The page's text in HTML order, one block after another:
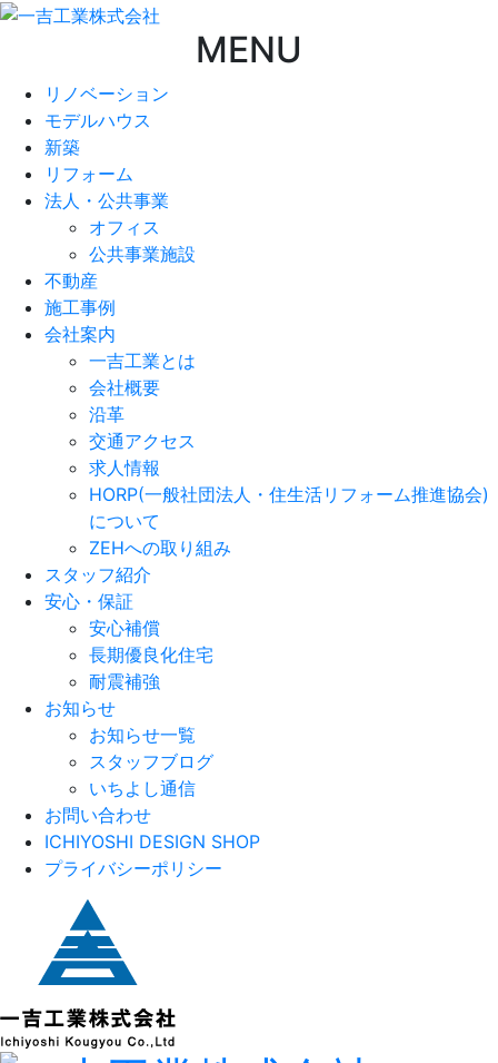
MENU
リノベーション
モデルハウス
新築
リフォーム
法人・公共事業
オフィス
公共事業施設
不動産
施工事例
会社案内
一吉工業とは
会社概要
沿革
交通アクセス
求人情報
HORP(一般社団法人・住生活リフォーム推進協会)
について
ZEHへの取り組み
スタッフ紹介
安心・保証
安心補償
長期優良化住宅
耐震補強
お知らせ
お知らせ一覧
スタッフブログ
いちよし通信
お問い合わせ
ICHIYOSHI DESIGN SHOP
プライバシーポリシー